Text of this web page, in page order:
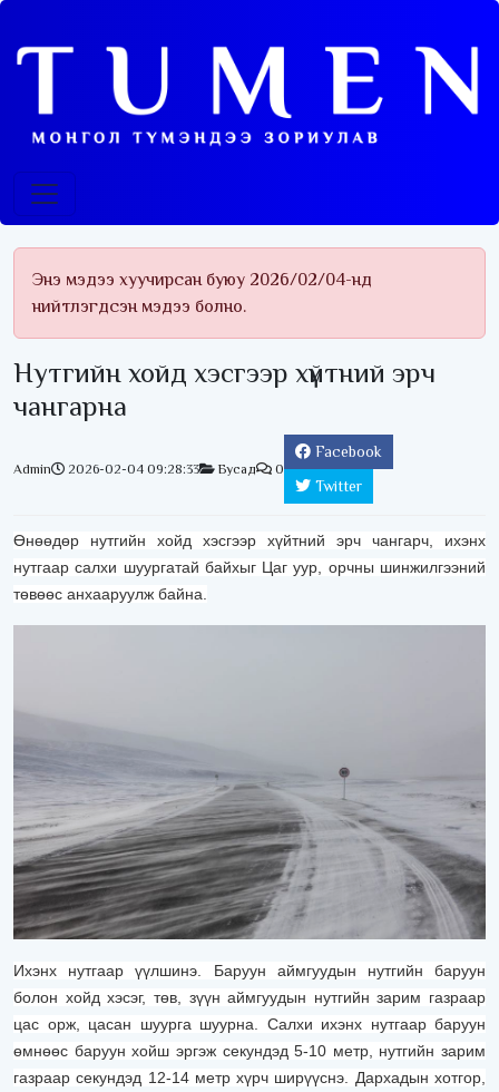
Энэ мэдээ хуучирсан буюу 2026/02/04-нд
нийтлэгдсэн мэдээ болно.
Нутгийн хойд хэсгээр хүйтний эрч
чангарна
Admin 2026-02-04 09:28:33 Бусад 0
Facebook
Twitter
Өнөөдөр нутгийн хойд хэсгээр хүйтний эрч чангарч, ихэнх
нутгаар салхи шуургатай байхыг Цаг уур, орчны шинжилгээний
төвөөс анхааруулж байна.
Ихэнх нутгаар үүлшинэ. Баруун аймгуудын нутгийн баруун
болон хойд хэсэг, төв, зүүн аймгуудын нутгийн зарим газраар
цас орж, цасан шуурга шуурна. Салхи ихэнх нутгаар баруун
өмнөөс баруун хойш эргэж секундэд 5-10 метр, нутгийн зарим
газраар секундэд 12-14 метр хүрч ширүүснэ. Дархадын хотгор,